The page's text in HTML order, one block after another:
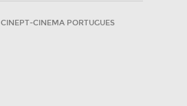
CINEPT-CINEMA PORTUGUES